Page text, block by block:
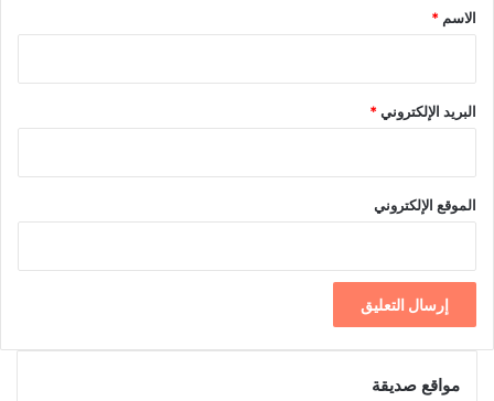
*
الاسم *
البريد الإلكتروني*
الموقع الإلكتروني
مواقع صديقة